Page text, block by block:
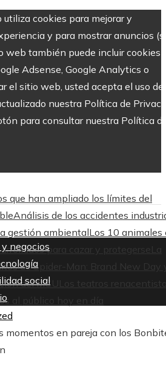
cookies para mejorar y
y para mostrar anuncios
web también puede incluir cookies
Adsense, Google Analytics o
el sitio web, usted acepta el uso de
nuestra Política de
para consultar nuestra Política
que han ampliado los límites del
Análisis de los accidentes
gestión ambientalLos 10 animales
para cazar y protegerse La
de Spider-Man: Brand New Day
del MCU
Los teatros
al público hoy en día
negocios
social
momentos en pareja con los